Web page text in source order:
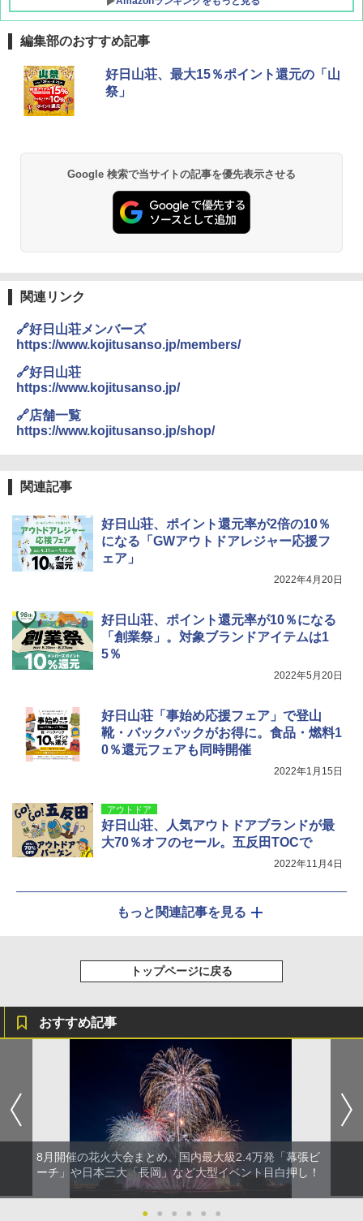
DEWEL パラソル 大型 ビーチ アウトドアパ
ラソル ガーデン サイトシート付 折りたたみ
防水 UVカット 4段階高さ調整 軽量 収納袋付
【日本企業販売】超強力クマ対策スプレー 30
0ml（連続噴射30秒）110ml（連続噴射15
秒）射程5～10m 安全ロック搭載 携帯収納袋
関の購入実績 登山・キャンプ・アウトドア・
コンパクト 保冷力長持ち
ア/オフィス/教育現場/展示会用 緑
￥1,180
保護 日光可読lcd 7種類ノズル付き
編集部のおすすめ記事
好日山荘、最大15％ポイント還元の「山
祭」
Google 検索で当サイトの記事を優先表示させる
関連リンク
🔗好日山荘メンバーズ
https://www.kojitusanso.jp/members/
🔗好日山荘
https://www.kojitusanso.jp/
🔗店舗一覧
https://www.kojitusanso.jp/shop/
関連記事
好日山荘、ポイント還元率が2倍の10％
になる「GWアウトドアレジャー応援フ
ェア」
2022年4月20日
好日山荘、ポイント還元率が10％になる
「創業祭」。対象ブランドアイテムは1
5％
2022年5月20日
好日山荘「事始め応援フェア」で登山
靴・バックパックがお得に。食品・燃料1
0％還元フェアも同時開催
2022年1月15日
アウトドア
好日山荘、人気アウトドアブランドが最
大70％オフのセール。五反田TOCで
2022年11月4日
もっと関連記事を見る
トップページに戻る
おすすめ記事
8月開催の花火大会まとめ。国内最大級2.4万発「幕張ビ
ーチ」や日本三大「長岡」など大型イベント目白押し！
● ● ● ● ● ●